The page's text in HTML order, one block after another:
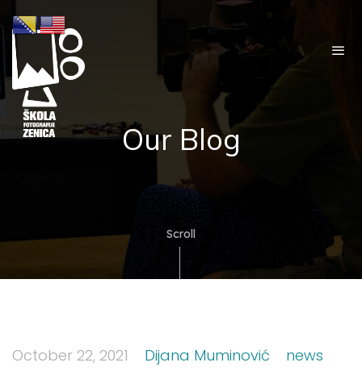
Our Blog
Scroll
October 22, 2021 Dijana Muminović news